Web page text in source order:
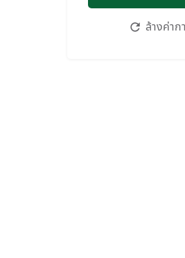
ล้างค่าก